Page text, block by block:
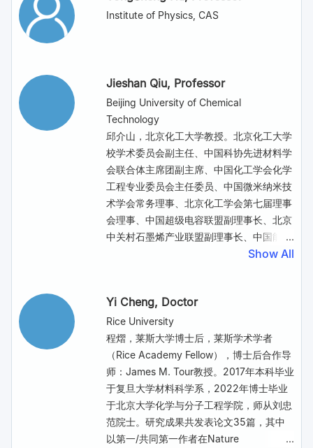
Institute of Physics, CAS
Jieshan Qiu, Professor
Beijing University of Chemical
Technology
邱介山，北京化工大学教授。北京化工大学
校学术委员会副主任、中国科协先进材料学
会联合体主席团副主席、中国化工学会化学
工程专业委员会主任委员、中国微米纳米技
术学会常务理事、北京化工学会第七届理事
会理事、中国超级电容联盟副理事长、北京
中关村石墨烯产业联盟副理事长、中国能源
专家委员会副主任等，担任《化工学
20余种期刊编委。研究方向为功能碳材料
的合成及应用; 煤炭的高效高附加值精细化
利用；电化学和能源化工。在Nature
Mater., Nature Commun., Adv. Mater.,
Angew. Chem. Int. Ed., J. Am. Chem.
Soc., 等国内外学术刊物发表论文800余
篇，h指数120。煤基碳材料的论文数量
(web of sci.)世界第一,引领了煤化学化工学
科的前沿发展方向。2018-2023年连续入
Show All
Yi Cheng, Doctor
Rice University
程熠，莱斯大学博士后，莱斯学术学者
（Rice Academy Fellow），博士后合作导
师：James M. Tour教授。2017年本科毕业
于复旦大学材料科学系，2022年博士毕业
于北京大学化学与分子工程学院，师从刘忠
范院士。研究成果共发表论文35篇，其中
以第一/共同第一作者在Nature